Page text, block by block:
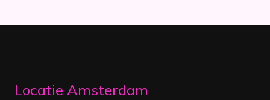
Locatie Amsterdam